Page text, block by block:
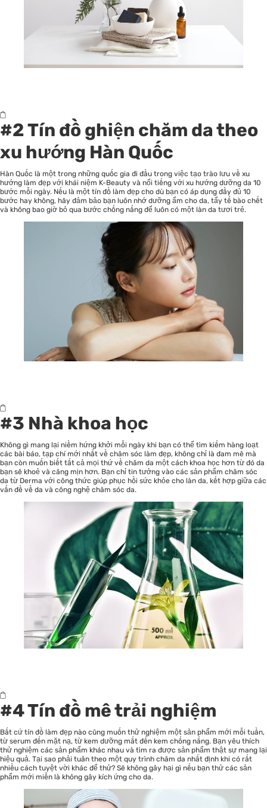
#2 Tín đồ ghiện chăm da theo
xu hướng Hàn Quốc
Hàn Quốc là một trong những quốc gia đi đầu trong việc tạo trào lưu về xu
hướng làm đẹp với khái niệm K-Beauty và nổi tiếng với xu hướng dưỡng da 10
bước mỗi ngày. Nếu là một tín đồ làm đẹp cho dù bạn có áp dụng đầy đủ 10
bước hay không, hãy đảm bảo bạn luôn nhớ dưỡng ẩm cho da, tẩy tế bào chết
và không bao giờ bỏ qua bước chống nắng để luôn có một làn da tươi trẻ.
#3 Nhà khoa học
Không gì mang lại niềm hứng khởi mỗi ngày khi bạn có thể tìm kiếm hàng loạt
các bài báo, tạp chí mới nhất về chăm sóc làm đẹp, không chỉ là đam mê mà
bạn còn muốn biết tất cả mọi thứ về chăm da một cách khoa học hơn từ đó da
bạn sẽ khoẻ và căng mịn hơn. Bạn chỉ tin tưởng vào các sản phẩm chăm sóc
da từ Derma với công thức giúp phục hồi sức khỏe cho làn da, kết hợp giữa các
vấn đề về da và công nghệ chăm sóc da.
#4 Tín đồ mê trải nghiệm
Bất cứ tín đồ làm đẹp nào cũng muốn thử nghiệm một sản phẩm mới mỗi tuần,
từ serum đến mặt nạ, từ kem dưỡng mắt đến kem chống nắng. Bạn yêu thích
thử nghiệm các sản phẩm khác nhau và tìm ra được sản phẩm thật sự mang lại
hiệu quả. Tại sao phải tuân theo một quy trình chăm da nhất định khi có rất
nhiều cách tuyệt vời khác để thử? Sẽ không gây hại gì nếu bạn thử các sản
phẩm mới miễn là không gây kích ứng cho da.